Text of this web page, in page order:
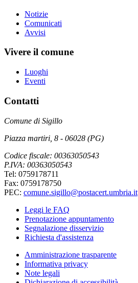
Notizie
Comunicati
Avvisi
Vivere il comune
Luoghi
Eventi
Contatti
Comune di Sigillo
Piazza martiri, 8 - 06028 (PG)
Codice fiscale: 00363050543
P.IVA: 00363050543
Tel: 0759178711
Fax: 0759178750
PEC: comune.sigillo@postacert.umbria.it
Leggi le FAQ
Prenotazione appuntamento
Segnalazione disservizio
Richiesta d'assistenza
Amministrazione trasparente
Informativa privacy
Note legali